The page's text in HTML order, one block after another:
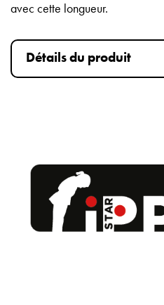
avec cette longueur.
Détails du produit